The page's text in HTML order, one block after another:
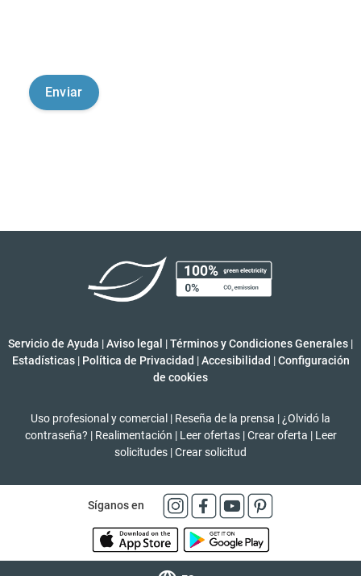
Servicio de Ayuda |Aviso legal |Términos y Condiciones Generales |
Estadísticas | Política de Privacidad | Accesibilidad | Configuración
de cookies
Uso profesional y comercial | Reseña de la prensa | ¿Olvidó la
contraseña? | Realimentación | Leer ofertas | Crear oferta | Leer
solicitudes |Crear solicitud
Síganos en